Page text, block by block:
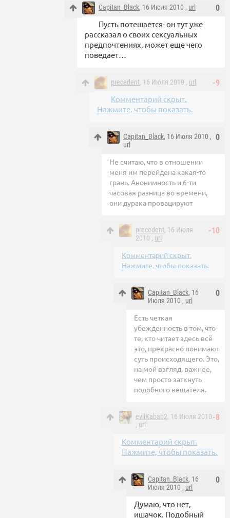
0
Capitan_Black, 16 Июля 2010 , url
Пусть потешается- он тут уже
рассказал о своих сексуальных
предпочтениях, может еще чего
поведает…
-9
precedent, 16 Июля 2010 , url
Комментарий скрыт.
Нажмите, чтобы показать.
0
Capitan_Black, 16 Июля 2010 ,
url
Не считаю, что в отношении
меня им перейдена какая-то
грань. Анонимность и 6-ти
часовая разница во времени,
они дурака провацируют
-10
precedent, 16 Июля
2010 , url
Комментарий скрыт.
Нажмите, чтобы показать.
0
Capitan_Black, 16
Июля 2010 , url
Есть четкая
убежденность в том, что
те, кто читает здесь всё
это, прекрасно понимают
суть происходящего. Это,
на мой взгляд, важнее,
чем просто заткнуть
подобного вещателя.
-8
evilKabab2, 16 Июля 2010
, url
Комментарий скрыт.
Нажмите, чтобы показать.
0
Capitan_Black, 16
Июля 2010 , url
Думаю, что нет,
ишачок. Подобный